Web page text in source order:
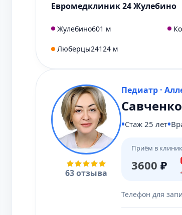
Евромедклиник 24 Жулебино
Жулебино601 м
Люберцы24124 м
63 отзыва
Педиатр ·
Стаж 25 лет
Приём в
3600 ₽
Телефон для